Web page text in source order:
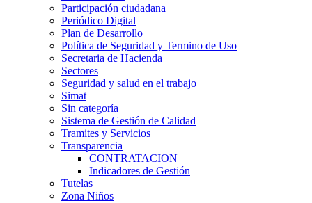
Participación ciudadana
Periódico Digital
Plan de Desarrollo
Política de Seguridad y Termino de Uso
Secretaria de Hacienda
Sectores
Seguridad y salud en el trabajo
Simat
Sin categoría
Sistema de Gestión de Calidad
Tramites y Servicios
Transparencia
CONTRATACION
Indicadores de Gestión
Tutelas
Zona Niños